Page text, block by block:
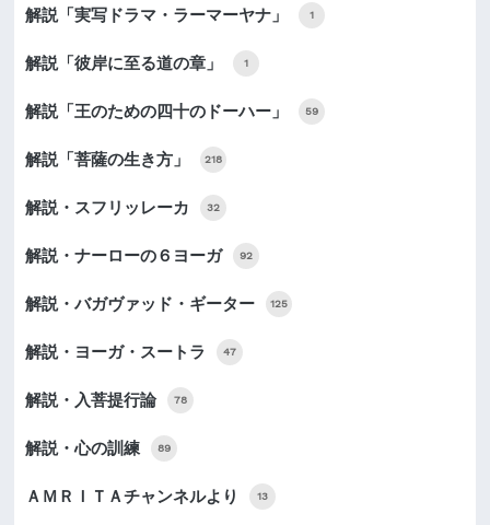
解説「実写ドラマ・ラーマーヤナ」 1
解説「彼岸に至る道の章」 1
解説「王のための四十のドーハー」 59
解説「菩薩の生き方」 218
解説・スフリッレーカ 32
解説・ナーローの６ヨーガ 92
解説・バガヴァッド・ギーター 125
解説・ヨーガ・スートラ 47
解説・入菩提行論 78
解説・心の訓練 89
ＡＭＲＩＴＡチャンネルより 13